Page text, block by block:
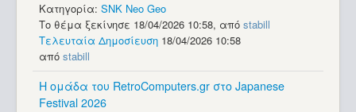
Κατηγορία: SNK Neo Geo
Το θέμα ξεκίνησε 18/04/2026 10:58, από stabill
Τελευταία Δημοσίευση 18/04/2026 10:58
από stabill
Η ομάδα του RetroComputers.gr στο Japanese
Festival 2026